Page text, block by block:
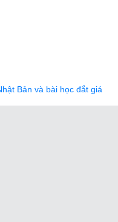
• Bẫy Tài Chính Đằng